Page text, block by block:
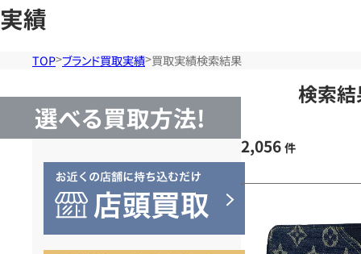
実績
TOP ブランド買取実績 買取実績検索結果
選べる買取方法!
検索
2,056 件